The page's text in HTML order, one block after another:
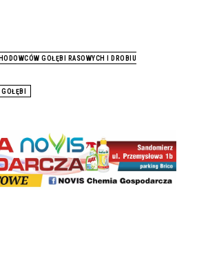
GOŁĘBI RASOWYCH I DROBIU